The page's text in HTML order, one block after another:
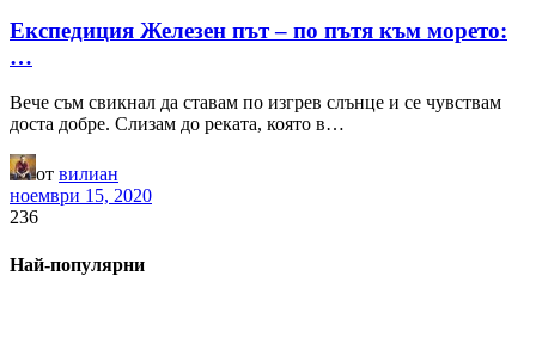
Експедиция Железен път – по пътя към морето:
…
Вече съм свикнал да ставам по изгрев слънце и се чувствам
доста добре. Слизам до реката, която в…
от вилиан
ноември 15, 2020
236
Най-популярни